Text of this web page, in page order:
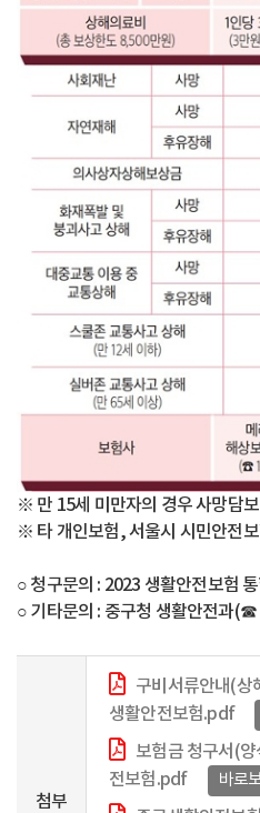
※ 만 15세 미만자의 경우 사망담보
※ 타 개인보험, 서울시 시민안전
○ 청구문의 : 2023 생활안전보험
○ 기타문의 : 중구청 생활안전과
첨부
구비서류안내(상
생활안전보험.pdf
보험금 청구서(
전보험.pdf
바로